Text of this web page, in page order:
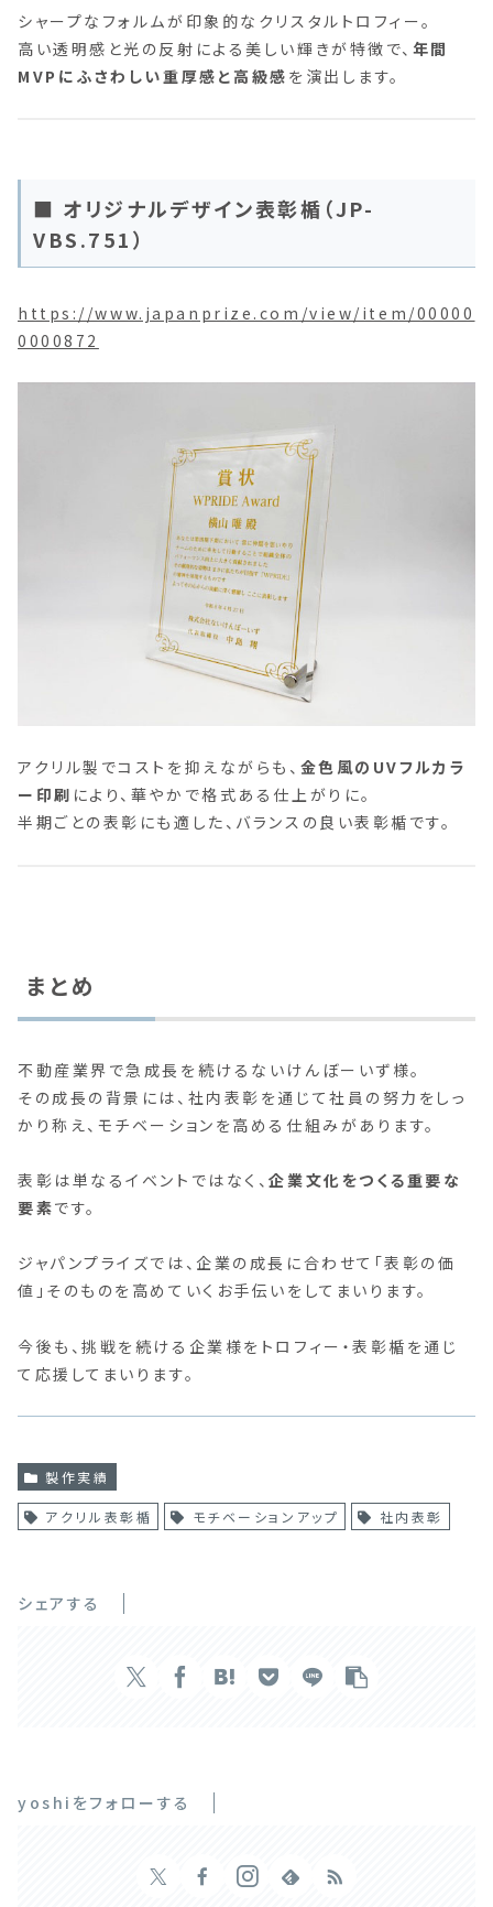
シャープなフォルムが印象的なクリスタルトロフィー。
高い透明感と光の反射による美しい輝きが特徴で、 年間
MVPにふさわしい重厚感と高級感 を演出します。
■ オリジナルデザイン表彰楯（JP-
VBS.751）
https://www.japanprize.com/view/item/00000
0000872
アクリル製でコストを抑えながらも、 金色風のUVフルカラ
ー印刷 により、華やかで格式ある仕上がりに。
半期ごとの表彰にも適した、バランスの良い表彰楯です。
まとめ
不動産業界で急成長を続けるないけんぼーいず様。
その成長の背景には、社内表彰を通じて社員の努力をしっ
かり称え、モチベーションを高める仕組みがあります。
表彰は単なるイベントではなく、企業文化をつくる重要な
要素です。
ジャパンプライズでは、企業の成長に合わせて「表彰の価
値」そのものを高めていくお手伝いをしてまいります。
今後も、挑戦を続ける企業様をトロフィー・表彰楯を通じ
て応援してまいります。
製作実績
アクリル表彰楯 モチベーションアップ 社内表彰
シェアする
yoshiをフォローする